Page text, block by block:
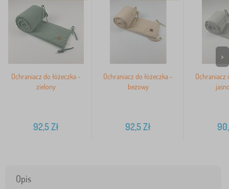
Ochraniacz do łóżeczka -
zielony
92,5Zł
Ochraniacz do łóżeczka -
beżowy
92,5Zł
Ochraniacz
>
Opis